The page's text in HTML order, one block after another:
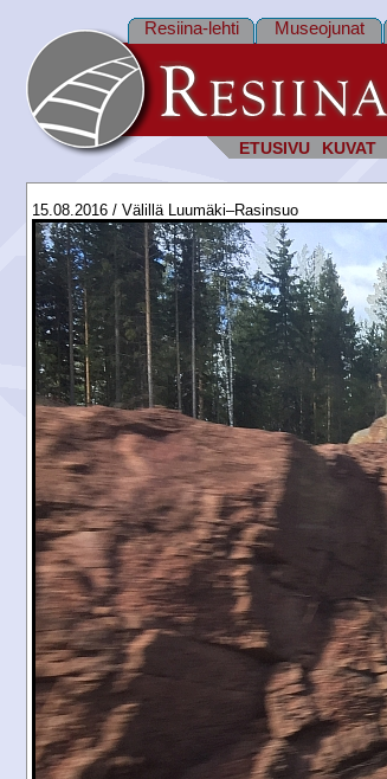
ETUSIVU KUVAT
Resiina-lehti Museojunat
15.08.2016 / Välillä Luumäki–Rasinsuo